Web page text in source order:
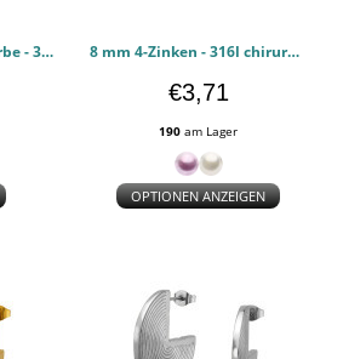
Tulpenblüte In Goldfarbe - 316l chirurgischen Edelstahl Ohrstecker PCJW51259 8 mm 4-Zinken - 316l chirurgischen Edelstahl Ohrstecker PCJW51258
€3,71
190 am Lager
OPTIONEN ANZEIGEN